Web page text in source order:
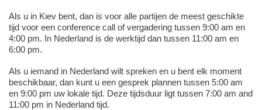
Als u in Kiev bent, dan is voor alle partijen de meest geschikte
tijd voor een conference call of vergadering tussen 9:00 am en
4:00 pm. In Nederland is de werktijd dan tussen 11:00 am en
6:00 pm.
Als u iemand in Nederland wilt spreken en u bent elk moment
beschikbaar, dan kunt u een gesprek plannen tussen 5:00 am
en 9:00 pm uw lokale tijd. Deze tijdsduur ligt tussen 7:00 am and
11:00 pm in Nederland tijd.